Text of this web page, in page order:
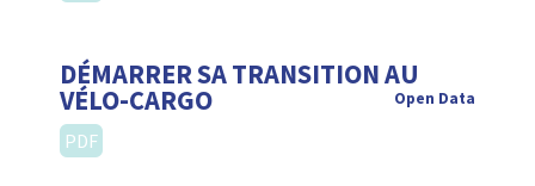
DÉMARRER SA TRANSITION AU
VÉLO-CARGO Open Data
PDF